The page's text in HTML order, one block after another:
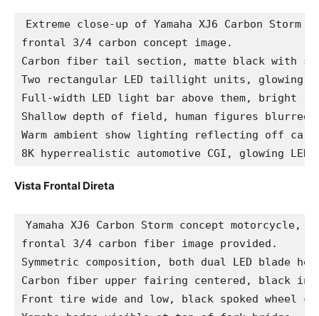
Extreme close-up of Yamaha XJ6 Carbon
frontal 3/4 carbon concept image.
Carbon fiber tail section, matte black with
Two rectangular LED taillight units, glowing
Full-width LED light bar above them, bright
Shallow depth of field, human figures blurred
Warm ambient show lighting reflecting off
8K hyperrealistic automotive CGI, glowing
Vista Frontal Direta
Yamaha XJ6 Carbon Storm concept
frontal 3/4 carbon fiber image provided.
Symmetric composition, both dual LED
Carbon fiber upper fairing centered, black
Front tire wide and low, black spoked wheel